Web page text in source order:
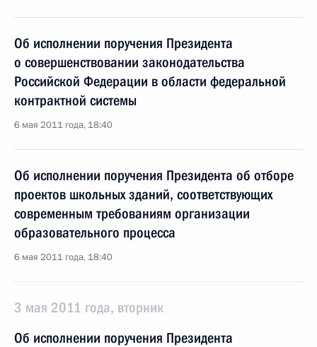
Об исполнении поручения Президента
о совершенствовании законодательства
Российской Федерации в области федеральной
контрактной системы
6 мая 2011 года, 18:40
Об исполнении поручения Президента об отборе
проектов школьных зданий, соответствующих
современным требованиям организации
образовательного процесса
6 мая 2011 года, 18:40
3 мая 2011 года, вторник
Об исполнении поручения Президента